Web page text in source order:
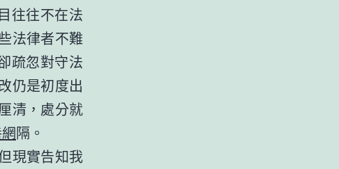
往往不在法
法律者不難
疏忽對守法
仍是初度出
清，處分就
隔。
現實告知我